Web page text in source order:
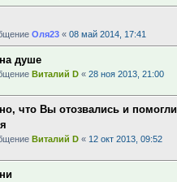
Оля23 « 08 май 2014, 17:41
душе
Виталий D « 28 ноя 2013, 21:00
что Вы отозвались и
Виталий D « 12 окт 2013, 09:52